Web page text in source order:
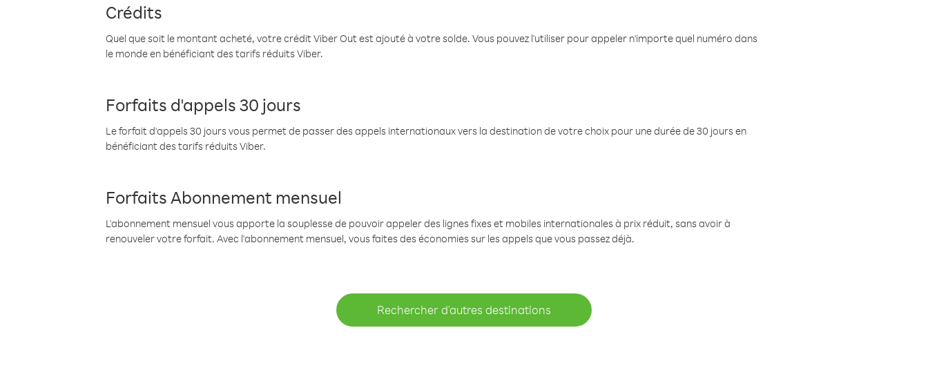
Crédits
Quel que soit le montant acheté, votre crédit Viber Out est ajouté à votre solde. Vous pouvez l'utiliser pour appeler n'importe quel numéro dans
le monde en bénéficiant des tarifs réduits Viber.
Forfaits d'appels 30 jours
Le forfait d'appels 30 jours vous permet de passer des appels internationaux vers la destination de votre choix pour une durée de 30 jours en
bénéficiant des tarifs réduits Viber.
Forfaits Abonnement mensuel
L'abonnement mensuel vous apporte la souplesse de pouvoir appeler des lignes fixes et mobiles internationales à prix réduit, sans avoir à
renouveler votre forfait. Avec l'abonnement mensuel, vous faites des économies sur les appels que vous passez déjà.
Rechercher d'autres destinations